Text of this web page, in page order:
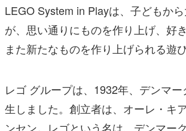
LEGO System in Playは、子どもか
が、思い通りにものを作り上げ、好
また新たなものを作り上げられる遊
レゴ グループは、1932年、デンマ
生しました。創立者は、オーレ・キ
ンセン。レゴという名は、デンマー